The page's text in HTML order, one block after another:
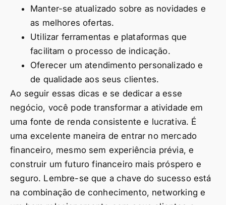
Manter-se atualizado sobre as novidades e
as melhores ofertas.
Utilizar ferramentas e plataformas que
facilitam o processo de indicação.
Oferecer um atendimento personalizado e
de qualidade aos seus clientes.
Ao seguir essas dicas e se dedicar a esse
negócio, você pode transformar a atividade em
uma fonte de renda consistente e lucrativa. É
uma excelente maneira de entrar no mercado
financeiro, mesmo sem experiência prévia, e
construir um futuro financeiro mais próspero e
seguro. Lembre-se que a chave do sucesso está
na combinação de conhecimento, networking e